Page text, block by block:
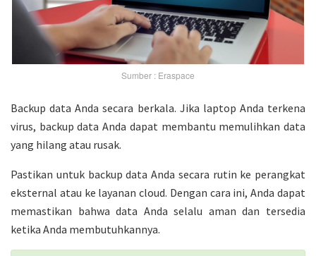
Sumber : Eraspace
Backup data Anda secara berkala. Jika laptop Anda terkena
virus, backup data Anda dapat membantu memulihkan data
yang hilang atau rusak.
Pastikan untuk backup data Anda secara rutin ke perangkat
eksternal atau ke layanan cloud. Dengan cara ini, Anda dapat
memastikan bahwa data Anda selalu aman dan tersedia
ketika Anda membutuhkannya.